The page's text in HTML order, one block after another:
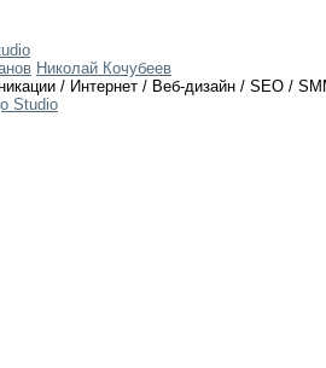
Николай Кочубеев
/ Интернет / Веб-дизайн / SEO /
Studio